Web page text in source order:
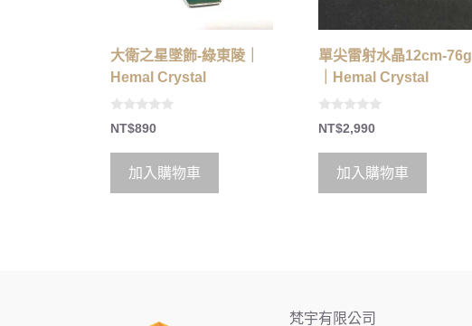
大衛之星墜飾-綠東陵｜
Hemal Crystal
0
o
t
5
NT$890
加入購物車
單尖雷射水晶12cm-76g
｜Hemal Crystal
0
o
t
5
NT$2,990
加入購物車
梵宇有限公司